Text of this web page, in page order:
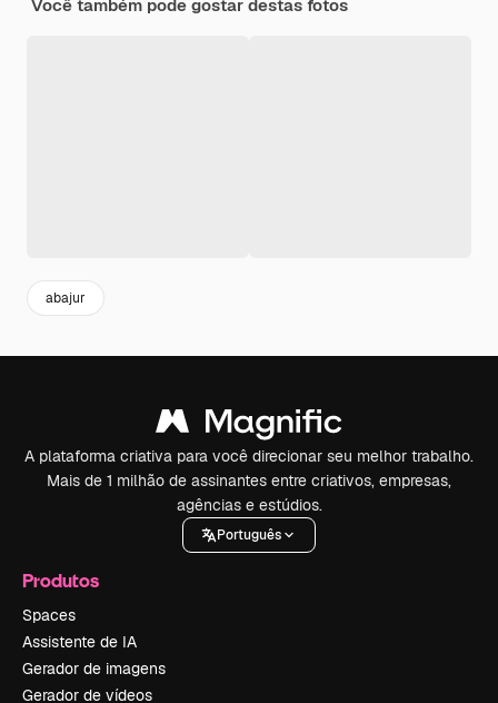
Você também pode gostar destas fotos
abajur
A plataforma criativa para você direcionar seu melhor trabalho.
Mais de 1 milhão de assinantes entre criativos, empresas,
agências e estúdios.
Português
Produtos
Spaces
Assistente de IA
Gerador de imagens
Gerador de vídeos